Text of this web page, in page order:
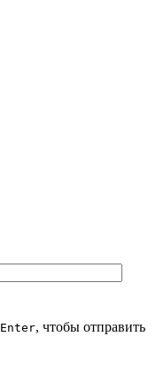
Enter, чтобы отправить